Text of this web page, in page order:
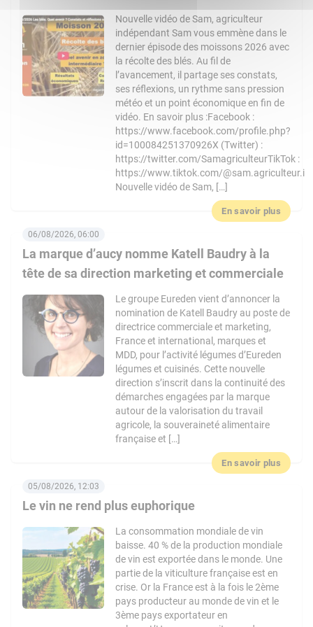
Nouvelle vidéo de Sam, agriculteur
indépendant Sam vous emmène dans le
dernier épisode des moissons 2026 avec
la récolte des blés. Au fil de
l’avancement, il partage ses constats,
ses réflexions, un rythme sans pression
météo et un point économique en fin de
vidéo. En savoir plus :Facebook :
https://www.facebook.com/profile.php?
id=100084251370926X (Twitter) :
https://twitter.com/SamagriculteurTikTok :
https://www.tiktok.com/@sam.agriculteur.i
Nouvelle vidéo de Sam, […]
En savoir plus
La marque d’aucy nomme Katell Baudry à la
tête de sa direction marketing et commerciale
06/08/2026, 06:00
Le groupe Eureden vient d’annoncer la
nomination de Katell Baudry au poste de
directrice commerciale et marketing,
France et international, marques et
MDD, pour l’activité légumes d’Eureden
légumes et cuisinés. Cette nouvelle
direction s’inscrit dans la continuité des
démarches engagées par la marque
autour de la valorisation du travail
agricole, la souveraineté alimentaire
française et […]
En savoir plus
Le vin ne rend plus euphorique
05/08/2026, 12:03
La consommation mondiale de vin
baisse. 40 % de la production mondiale
de vin est exportée dans le monde. Une
partie de la viticulture française est en
crise. Or la France est à la fois le 2ème
pays producteur au monde de vin et le
3ème pays exportateur en